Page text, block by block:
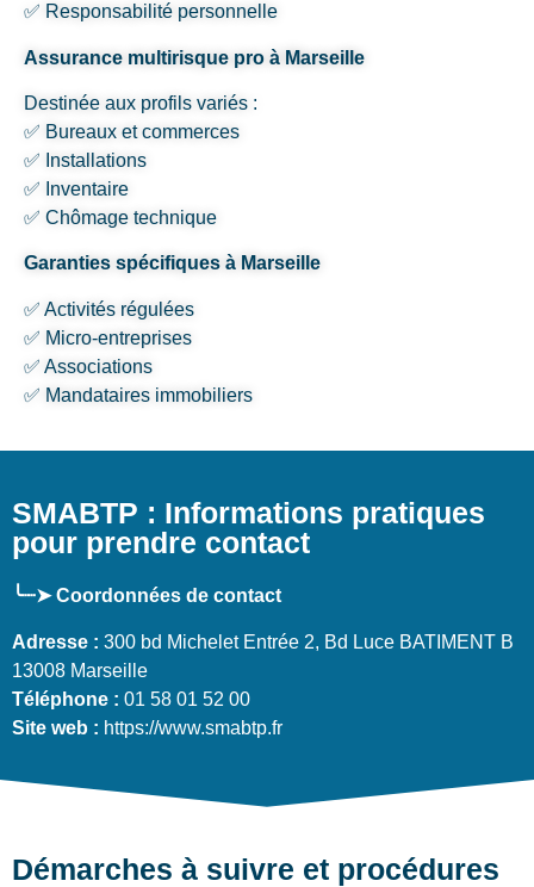
✅ Responsabilité personnelle
Assurance multirisque pro à Marseille
Destinée aux profils variés :
✅ Bureaux et commerces
✅ Installations
✅ Inventaire
✅ Chômage technique
Garanties spécifiques à Marseille
✅ Activités régulées
✅ Micro-entreprises
✅ Associations
✅ Mandataires immobiliers
SMABTP : Informations pratiques
pour prendre contact
╰┈➤ Coordonnées de contact
Adresse : 300 bd Michelet Entrée 2, Bd Luce BATIMENT B
13008 Marseille
Téléphone : 01 58 01 52 00
Site web : https://www.smabtp.fr
Démarches à suivre et procédures